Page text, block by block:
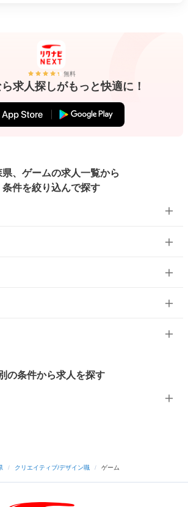
無料
求人探しがもっと快適に！
県、ゲームの求人一覧から
条件を絞り込んで探す
の条件から求人を探す
/ クリエイティブ/デザイン職 / ゲーム